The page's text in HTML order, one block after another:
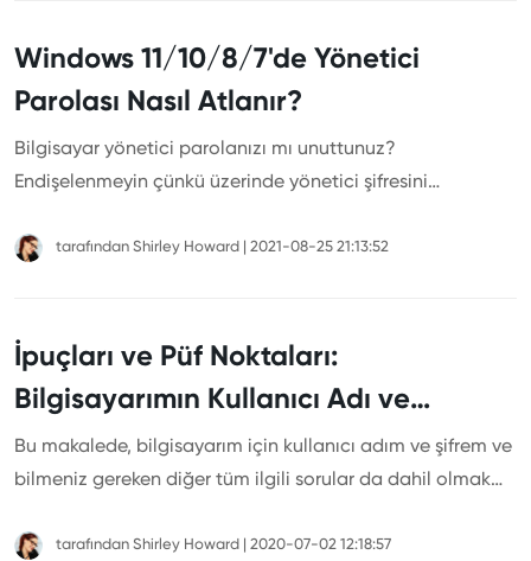
Windows 11/10/8/7'de Yönetici
Parolası Nasıl Atlanır?
Bilgisayar yönetici parolanızı mı unuttunuz?
Endişelenmeyin çünkü üzerinde yönetici şifresini
tarafından Shirley Howard | 2021-08-25 21:13:52
İpuçları ve Püf Noktaları:
Bilgisayarımın Kullanıcı Adı ve
Parolası Nedir?
Bu makalede, bilgisayarım için kullanıcı adım ve şifrem ve
bilmeniz gereken diğer tüm ilgili sorular da dahil olmak
öğreneceksiniz.
tarafından Shirley Howard | 2020-07-02 12:18:57